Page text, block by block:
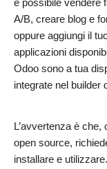
è possibile vendere
A/B, creare blog e
oppure aggiungi il
applicazioni
Odoo sono a tua
integrate nel builder
L’avvertenza è
open source,
installare e